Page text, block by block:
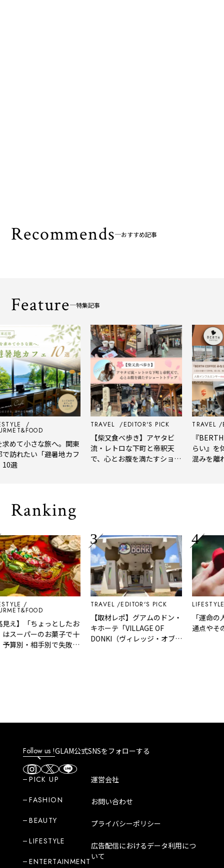
Recommends おすすめ記事
Feature 特集記事
小さな旅へ。関東
たい「避暑地カフ
TRAVEL EDITOR'S PICK
【柴又食べ歩き】アヤタビ
流・レトロな下町と帝釈天
で、心とお腹を満たすショー
TRAVEL
『BERTH
らい』を体験
混みを離れて
Ranking
「ちょっとしたお
パーのお菓子で十
・相手別で失敗し
TRAVEL EDITOR'S PICK
【取材レポ】グアムのドン・
キホーテ「VILLAGE OF
DONKI（ヴィレッジ・オブ・
LIFESTYLE
「運命の人」
通点やその見
Follow us !GLAM公式SNSをフォローする
PICK UP
FASHION
BEAUTY
LIFESTYLE
ENTERTAINMENT
運営会社
お問い合わせ
プライバシーポリシー
広告配信におけるデータ利用につ
いて